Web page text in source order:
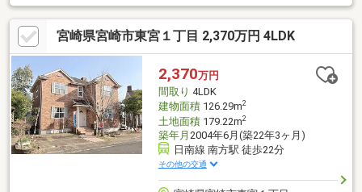
宮崎県宮崎市東宮１丁目 2,370万円 4LDK
2,370万円
間取り 4LDK
建物面積126.29m2
土地面積179.22m2
築年月 2004年6月(築22年3ヶ月)
日南線 南方駅 徒歩22分
その他の交通